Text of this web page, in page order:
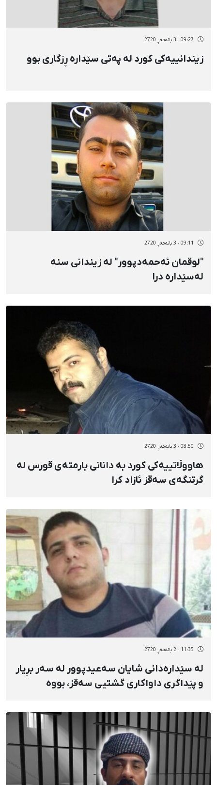
09:27 - 3 بانەمەڕ 2720
زیندانییەکی کورد لە پەتی سێدارە ڕزگاری بوو
09:11 - 3 بانەمەڕ 2720
"لوقمان ئەحمەدپوور" لە زیندانی سنە
لەسێدارە درا
08:50 - 3 بانەمەڕ 2720
هاووڵاتییەکی کورد بە دانانی بارمتەی قورس لە
گرتنگەی سەقز ئازاد کرا
11:35 - 2 بانەمەڕ 2720
لە سێدارەدانی شایان سەعیدپوور لە سەر بڕیار
و پێداگری داواکاری گشتیی سەقز، بووە